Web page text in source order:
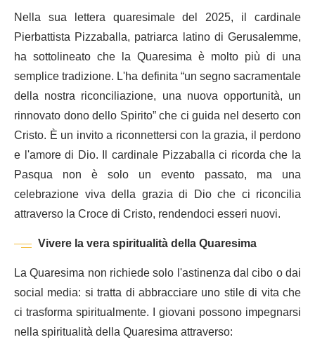
Nella sua lettera quaresimale del 2025, il cardinale
Pierbattista Pizzaballa, patriarca latino di Gerusalemme,
ha sottolineato che la Quaresima è molto più di una
semplice tradizione. L'ha definita “un segno sacramentale
della nostra riconciliazione, una nuova opportunità, un
rinnovato dono dello Spirito” che ci guida nel deserto con
Cristo. È un invito a riconnettersi con la grazia, il perdono
e l'amore di Dio. Il cardinale Pizzaballa ci ricorda che la
Pasqua non è solo un evento passato, ma una
celebrazione viva della grazia di Dio che ci riconcilia
attraverso la Croce di Cristo, rendendoci esseri nuovi.
Vivere la vera spiritualità della Quaresima
La Quaresima non richiede solo l'astinenza dal cibo o dai
social media: si tratta di abbracciare uno stile di vita che
ci trasforma spiritualmente. I giovani possono impegnarsi
nella spiritualità della Quaresima attraverso: